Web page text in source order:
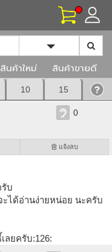
Toggle
สินค้าใหม่ สินค้าขายดี
10 15
0
แจ้งลบ
รับ
ได้อ่านง่ายหน่อย นะครับ
ลยครับ:126: